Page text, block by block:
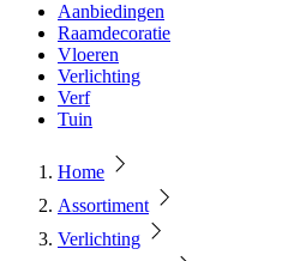
Aanbiedingen
Raamdecoratie
Vloeren
Verlichting
Verf
Tuin
Home
Assortiment
Verlichting